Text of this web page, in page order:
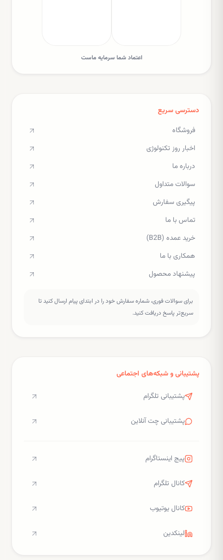
اعتماد شما سرمایه ماست
دسترسی سریع
فروشگاه
اخبار روز تکنولوژی
درباره ما
سوالات متداول
پیگیری سفارش
تماس با ما
خرید عمده (B2B)
همکاری با ما
پیشنهاد محصول
برای سوالات فوری، شماره سفارش خود را در ابتدای پیام ارسال کنید تا
سریع‌تر پاسخ دریافت کنید.
پشتیبانی و شبکه‌های اجتماعی
پشتیبانی تلگرام
پشتیبانی چت آنلاین
پیج اینستاگرام
کانال تلگرام
کانال یوتیوب
لینکدین